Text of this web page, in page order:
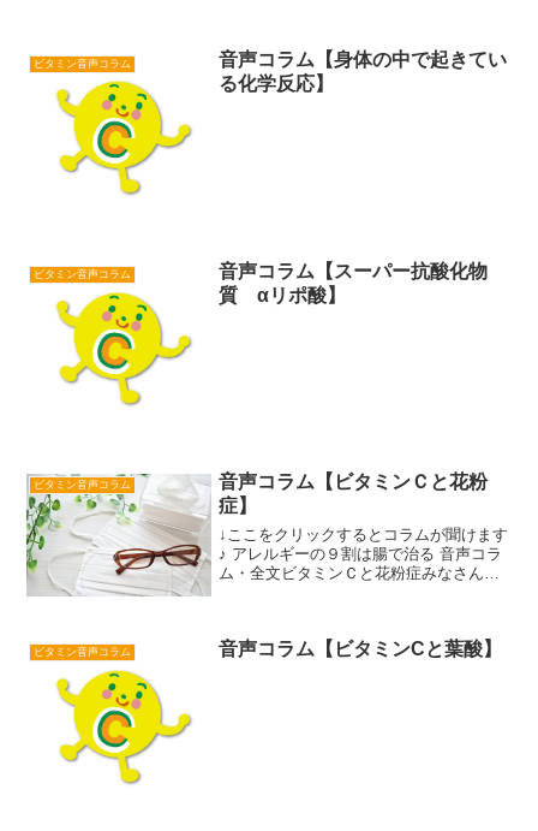
ビタミン音声コラム
音声コラム【身体の中で起きてい
る化学反応】
ビタミン音声コラム
音声コラム【スーパー抗酸化物
質 αリポ酸】
ビタミン音声コラム
音声コラム【ビタミンＣと花粉
症】
↓ここをクリックするとコラムが聞けます
♪ アレルギーの９割は腸で治る 音声コラ
ム・全文ビタミンＣと花粉症みなさんこ
語でいうと？ときかれ...
ビタミン音声コラム 音声コラム【ビタミンCと葉酸】